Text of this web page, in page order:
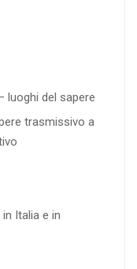
luoghi del sapere
trasmissivo a
Italia e in